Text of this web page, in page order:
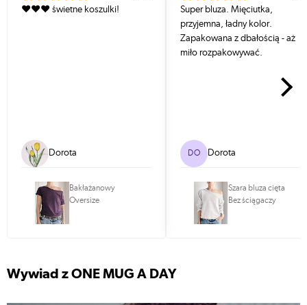
❤️❤️❤️ świetne koszulki!
Dorota
Bakłażanowy
Oversize
Super bluza. Mięciutka,
przyjemna, ładny kolor.
Zapakowana z dbałością - aż
miło rozpakowywać.
DO Dorota
Szara bluza cięta
Bez ściągaczy
Wywiad z ONE MUG A DAY